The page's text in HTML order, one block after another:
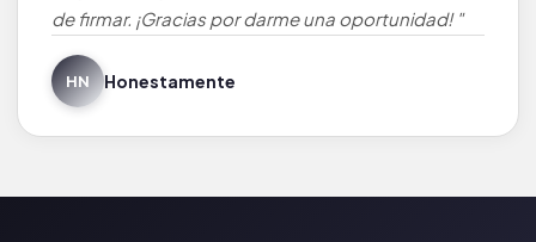
de firmar. ¡Gracias por darme una oportunidad! "
HN Honestamente